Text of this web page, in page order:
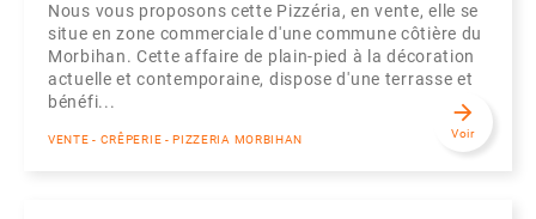
Nous vous proposons cette Pizzéria, en vente, elle se
situe en zone commerciale d'une commune côtière du
Morbihan. Cette affaire de plain-pied à la décoration
actuelle et contemporaine, dispose d'une terrasse et
bénéfi...
VENTE - CRÊPERIE - PIZZERIA MORBIHAN
arrow_forward
Voir